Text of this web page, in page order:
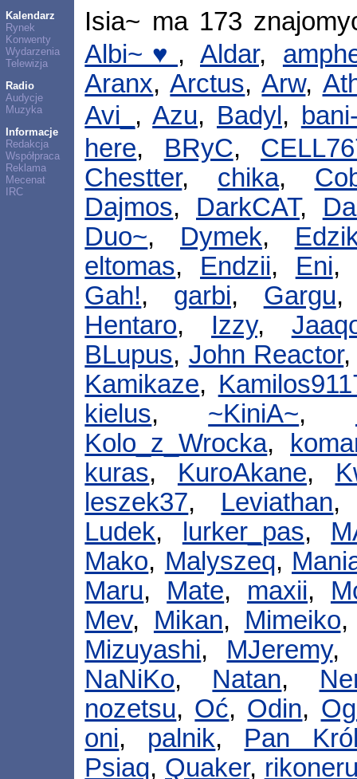
Kalendarz
Rynek
Konwenty
Wydarzenia
Telewizja
Radio
Audycje
Muzyka
Informacje
Redakcja
Współpraca
Reklama
Mecenat
IRC
Isia~ ma 173
Albi~♥ , Aldar,
Aranx,Arctus,Arw,
Avi_ ,Azu, Badyl ,
here, BRyC,
Chestter, chika,
Dajmos, DarkCAT,
Duo~, Dymek,
eltomas, Endzii, Eni,
Gah!, garbi, Gargu
Hentaro, Izzy,
BLupus, John Reactor
Kamikaze,
kielus, ~KiniA~,
Kolo_z_Wrocka,
kuras, KuroAkane,
leszek37, Leviathan
Ludek, lurker_pas,
Mako, Malyszeq,
Maru, Mate, maxii,
Mev, Mikan, Mimeiko
Mizuyashi, MJeremy
NaNiKo, Natan,
nozetsu, Oć, Odin,
oni, palnik, Pan
Psiaq, Quaker,